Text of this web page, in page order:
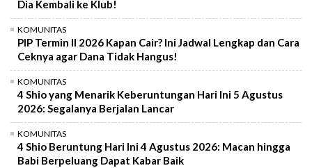
Dia Kembali ke Klub!
KOMUNITAS
PIP Termin II 2026 Kapan Cair? Ini Jadwal Lengkap dan Cara
Ceknya agar Dana Tidak Hangus!
KOMUNITAS
4 Shio yang Menarik Keberuntungan Hari Ini 5 Agustus
2026: Segalanya Berjalan Lancar
KOMUNITAS
4 Shio Beruntung Hari Ini 4 Agustus 2026: Macan hingga
Babi Berpeluang Dapat Kabar Baik